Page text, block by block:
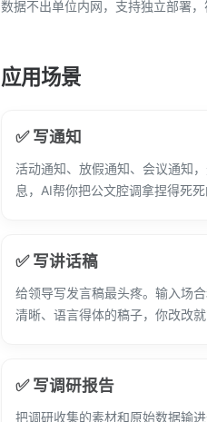
数据不出单位内网，支持独立部署
应用场景
✅ 写通知
活动通知、放假通知、会议通知
息，AI帮你把公文腔调拿捏得死死
✅ 写讲话稿
给领导写发言稿最头疼。输入场
清晰、语言得体的稿子，你改改就
✅ 写调研报告
把调研收集的素材和原始数据输